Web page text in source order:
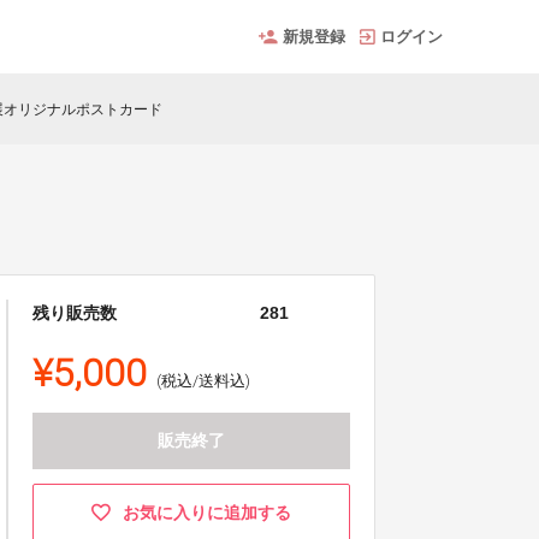
新規登録 ログイン
リジナルポストカード
残り販売数 281
¥5,000 (税込/送料込)
販売終了
お気に入りに追加する